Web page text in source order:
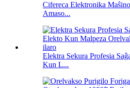
Cifereca Elektronika
Amaso...
Elektra Sekura Profesia
Kun L...